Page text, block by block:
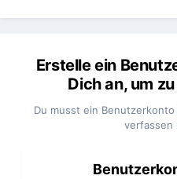
Erstelle ein
Dich an, um
Du musst ein
verfassen